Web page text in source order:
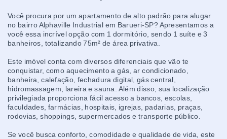
Você procura por um apartamento de alto padrão para alugar
no bairro Alphaville Industrial em Barueri-SP? Apresentamos a
você essa incrível opção com 1 dormitório, sendo 1 suíte e 3
banheiros, totalizando 75m² de área privativa.
Este imóvel conta com diversos diferenciais que vão te
conquistar, como aquecimento a gás, ar condicionado,
banheira, calefação, fechadura digital, gás central,
hidromassagem, lareira e sauna. Além disso, sua localização
privilegiada proporciona fácil acesso a bancos, escolas,
faculdades, farmácias, hospitais, igrejas, padarias, praças,
rodovias, shoppings, supermercados e transporte público.
Se você busca conforto, comodidade e qualidade de vida, este